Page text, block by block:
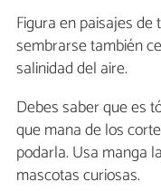
Figura en paisajes
sembrarse también
salinidad del aire.
Debes saber que es
que mana de los
podarla. Usa manga
mascotas curiosas.